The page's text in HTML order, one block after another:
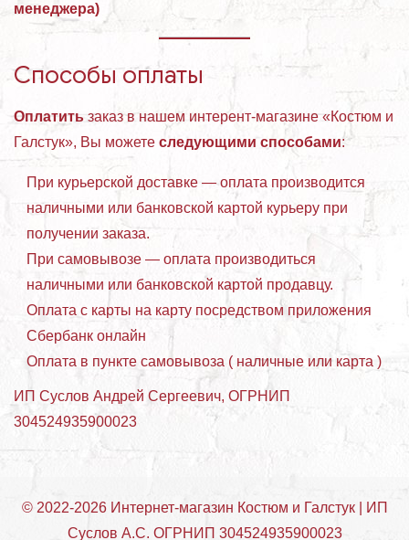
менеджера)
Способы оплаты
Оплатить заказ в нашем интерент-магазине «Костюм и
Галстук», Вы можете следующими способами:
При курьерской доставке — оплата производится
наличными или банковской картой курьеру при
получении заказа.
При самовывозе — оплата производиться
наличными или банковской картой продавцу.
Оплата с карты на карту посредством приложения
Сбербанк онлайн
Оплата в пункте самовывоза ( наличные или карта )
ИП Суслов Андрей Сергеевич, ОГРНИП
304524935900023
© 2022-2026 Интернет-магазин Костюм и Галстук | ИП
Суслов А.С. ОГРНИП 304524935900023